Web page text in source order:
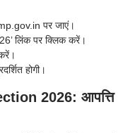
पर जाएं।
लिंक पर क्लिक करें।
होगी।
2026: आपत्ति